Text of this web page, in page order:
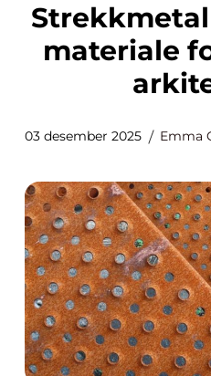
Strekkmetall: Innovativt
materiale
03 desember 2025 Emma